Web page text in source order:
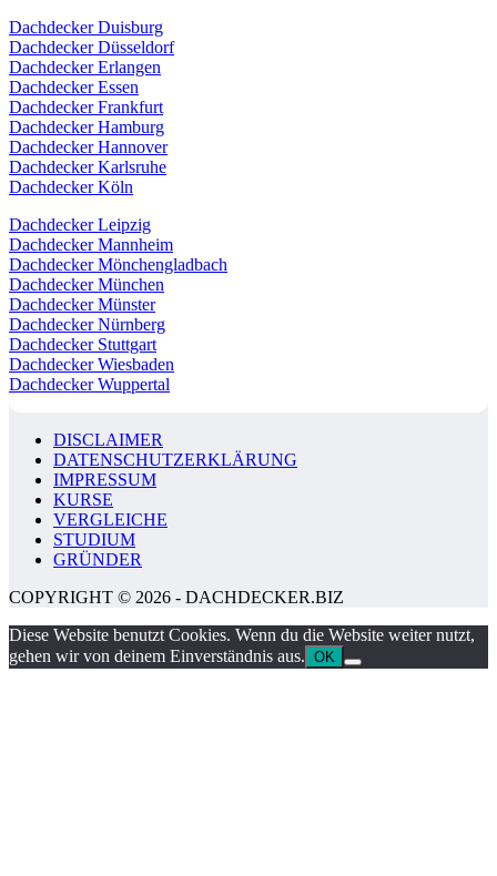
Dachdecker Duisburg
Dachdecker Düsseldorf
Dachdecker Erlangen
Dachdecker Essen
Dachdecker Frankfurt
Dachdecker Hamburg
Dachdecker Hannover
Dachdecker Karlsruhe
Dachdecker Köln
Dachdecker Leipzig
Dachdecker Mannheim
Dachdecker Mönchengladbach
Dachdecker München
Dachdecker Münster
Dachdecker Nürnberg
Dachdecker Stuttgart
Dachdecker Wiesbaden
Dachdecker Wuppertal
DISCLAIMER
DATENSCHUTZERKLÄRUNG
IMPRESSUM
KURSE
VERGLEICHE
STUDIUM
GRÜNDER
COPYRIGHT © 2026 - DACHDECKER.BIZ
Diese Website benutzt Cookies. Wenn du die Website weiter nutzt,
gehen wir von deinem Einverständnis aus. OK